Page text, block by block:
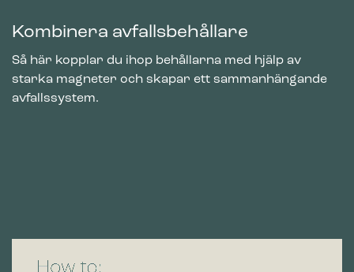
Kombinera avfallsbehållare
Så här kopplar du ihop behållarna med hjälp av
starka magneter och skapar ett sammanhängande
avfallssystem.